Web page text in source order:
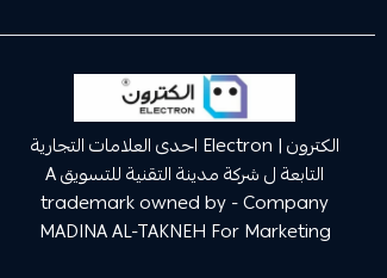
الكترون | Electron احدى العلامات التجارية
التابعة ل شركة مدينة التقنية للتسويق A
trademark owned by - Company
MADINA AL-TAKNEH For Marketing